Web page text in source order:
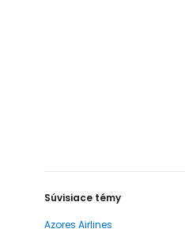
Súvisiace témy
Azores Airlines